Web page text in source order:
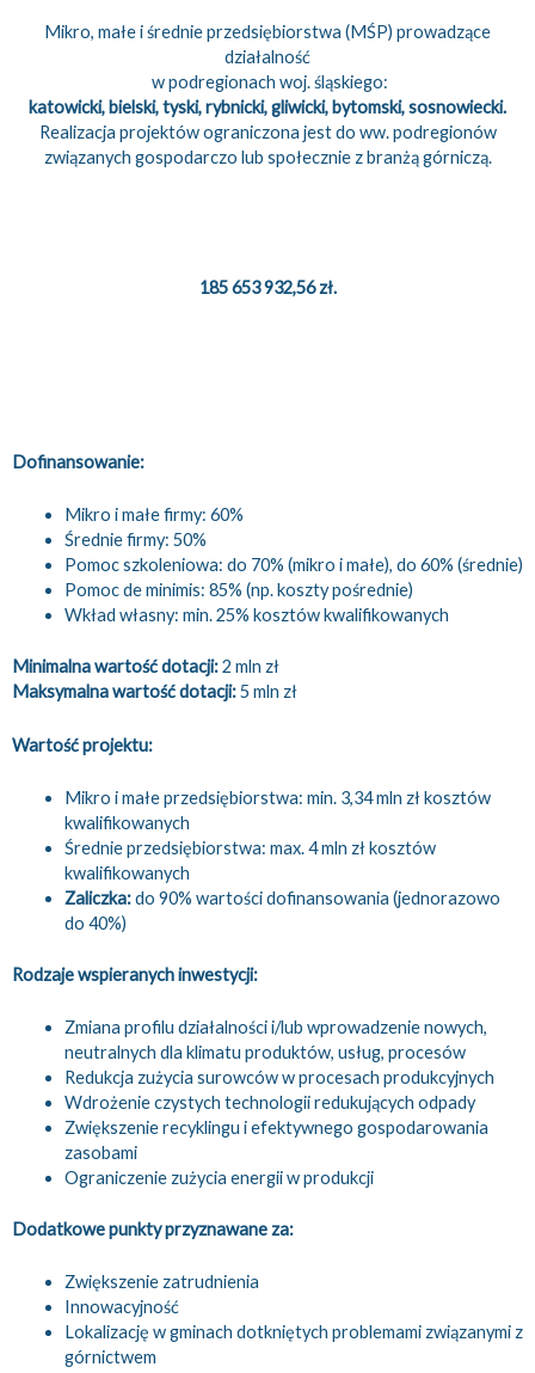
Mikro, małe i średnie przedsiębiorstwa (MŚP) prowadzące
działalność
w podregionach woj. śląskiego:
katowicki, bielski, tyski, rybnicki, gliwicki, bytomski, sosnowiecki.
Realizacja projektów ograniczona jest do ww. podregionów
związanych gospodarczo lub społecznie z branżą górniczą.
185 653 932,56 zł.
Dofinansowanie:
Mikro i małe firmy: 60%
Średnie firmy: 50%
Pomoc szkoleniowa: do 70% (mikro i małe), do 60% (średnie)
Pomoc de minimis: 85% (np. koszty pośrednie)
Wkład własny: min. 25% kosztów kwalifikowanych
Minimalna wartość dotacji:2 mln zł
Maksymalna wartość dotacji:5 mln zł
Wartość projektu:
Mikro i małe przedsiębiorstwa: min. 3,34 mln zł kosztów
kwalifikowanych
Średnie przedsiębiorstwa: max. 4 mln zł kosztów
kwalifikowanych
Zaliczka:do 90% wartości dofinansowania (jednorazowo
do 40%)
Rodzaje wspieranych inwestycji:
Zmiana profilu działalności i/lub wprowadzenie nowych,
neutralnych dla klimatu produktów, usług, procesów
Redukcja zużycia surowców w procesach produkcyjnych
Wdrożenie czystych technologii redukujących odpady
Zwiększenie recyklingu i efektywnego gospodarowania
zasobami
Ograniczenie zużycia energii w produkcji
Dodatkowe punkty przyznawane za:
Zwiększenie zatrudnienia
Innowacyjność
Lokalizację w gminach dotkniętych problemami związanymi z
górnictwem